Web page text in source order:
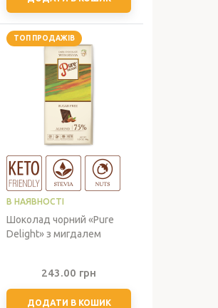
ТОП ПРОДАЖІВ
В НАЯВНОСТІ
Шоколад чорний «Pure
Delight» з мигдалем
243.00 грн
ДОДАТИ В КОШИК